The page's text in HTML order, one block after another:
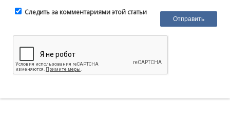
Следить за комментариями этой статьи